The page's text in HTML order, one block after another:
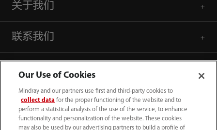
关于我们
联系我们
Our Use of Cookies
Mindray and our partners use first and third-party cookies to
collect data for the proper functioning of the website and to
perform a statistical analysis of the use of the service, to enhance
functionality and personalization of the website. These cookies
may also be used by our advertising partners to build a profile of